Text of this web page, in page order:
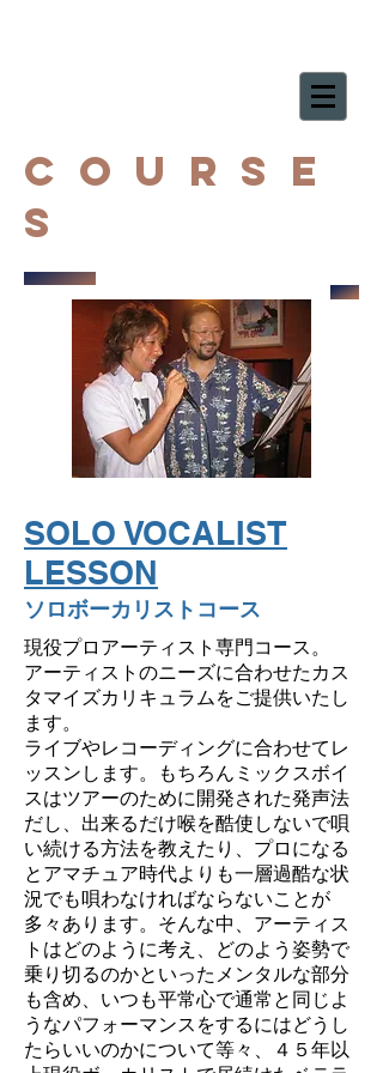
Course
s
SOLO VOCALIST
LESSON
​ソロボーカリストコース
現役プロアーティスト専門コース。
アーティストのニーズに合わせたカス
タマイズカリキュラムをご提供いたし
ます。
ライブやレコーディングに合わせてレ
ッスンします。もちろんミックスボイ
スはツアーのために開発された発声法
だし、出来るだけ喉を酷使しないで唄
い続ける方法を教えたり、プロになる
とアマチュア時代よりも一層過酷な状
況でも唄わなければならないことが
多々あります。そんな中、アーティス
トはどのように考え、どのよう姿勢で
乗り切るのかといったメンタルな部分
も含め、いつも平常心で通常と同じよ
うなパフォーマンスをするにはどうし
たらいいのかについて等々、４５年以